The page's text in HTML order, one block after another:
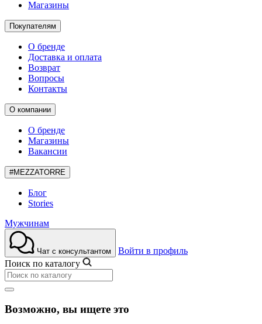
Магазины
Покупателям
О бренде
Доставка и оплата
Возврат
Вопросы
Контакты
О компании
О бренде
Магазины
Вакансии
#MEZZATORRE
Блог
Stories
Мужчинам
Чат с консультантом
Войти в профиль
Поиск по каталогу
Возможно, вы ищете это